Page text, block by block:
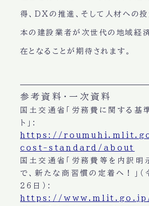
得、DXの推進、そして人材への
本の建設業者が次世代の地域経
在となることが期待されます。
参考資料・一次資料
国土交通省「労務費に関する基
ト」:
https://
cost-standard/about
国土交通省「労務費等を内訳明
で、新たな商習慣の定着へ！」
26日）:
https://www.mlit.go.jp/